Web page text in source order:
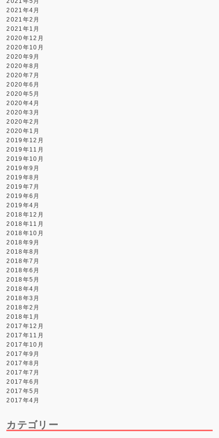
2021年4月
2021年2月
2021年1月
2020年12月
2020年10月
2020年9月
2020年8月
2020年7月
2020年6月
2020年5月
2020年4月
2020年3月
2020年2月
2020年1月
2019年12月
2019年11月
2019年10月
2019年9月
2019年8月
2019年7月
2019年6月
2019年4月
2018年12月
2018年11月
2018年10月
2018年9月
2018年8月
2018年7月
2018年6月
2018年5月
2018年4月
2018年3月
2018年2月
2018年1月
2017年12月
2017年11月
2017年10月
2017年9月
2017年8月
2017年7月
2017年6月
2017年5月
2017年4月
カテゴリー